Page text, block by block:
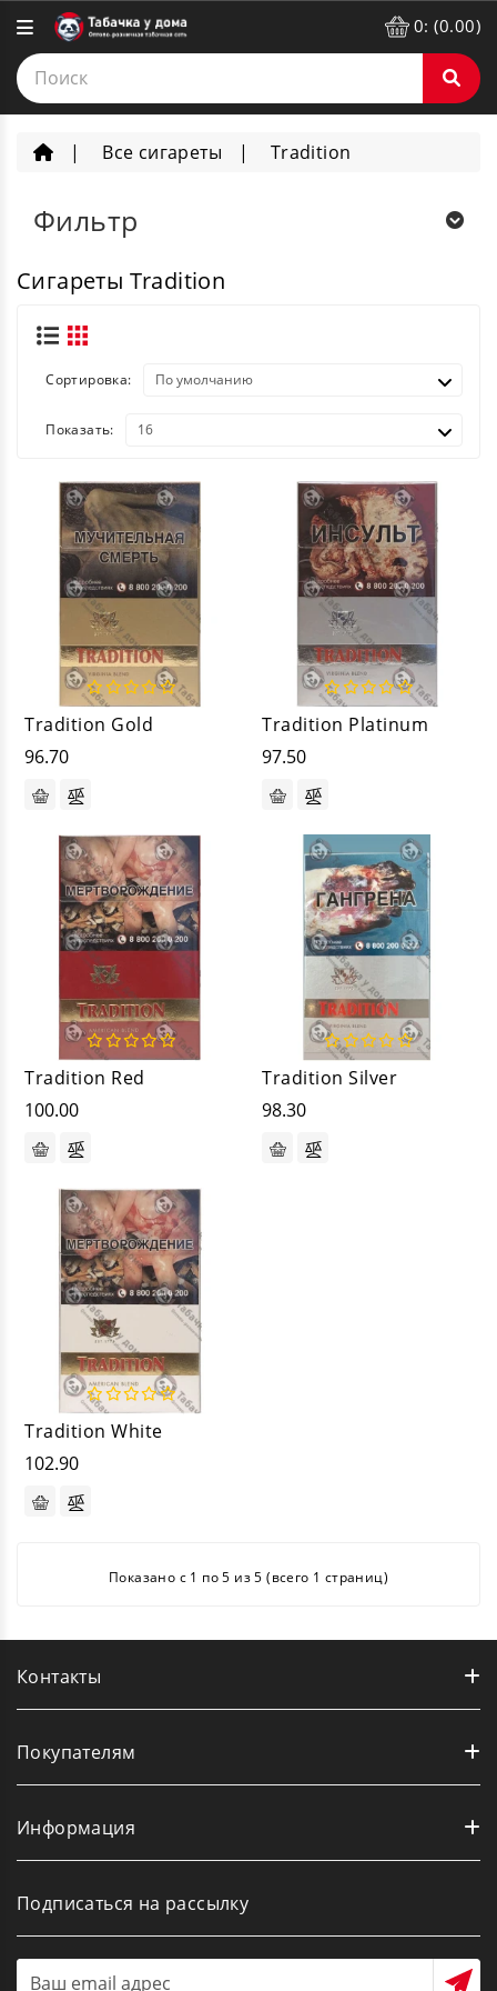
0: (0.00)
Все сигареты Tradition
Фильтр
Сигареты Tradition
Сортировка:
Показать:
Tradition Gold
96.70
Tradition Platinum
97.50
Tradition Red
100.00
Tradition Silver
98.30
Tradition White
102.90
Показано с 1 по 5 из 5 (всего 1 страниц)
Контакты
Покупателям
Информация
Подписаться на рассылку